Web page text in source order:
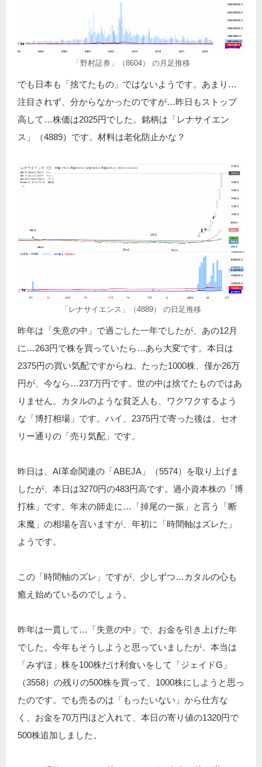
「野村証券」（8604） の月足推移
でも日本も「捨てたもの」ではないようです。あまり…
注目されず、分からなかったのですが…昨日もストップ
高して…株価は2025円でした。銘柄は「レナサイエン
ス」（4889）です。材料は老化防止かな？
「レナサイエンス」（4889） の日足推移
昨年は「失意の中」で過ごした一年でしたが、あの12月
に…263円で株を買っていたら…あら大変です。本日は
2375円の買い気配ですからね。たった1000株、僅か26万
円が、今なら…237万円です。世の中は捨てたものではあ
りません。カタルのような貧乏人も、ワクワクするよう
な「博打相場」です。ハイ、2375円で寄った後は、セオ
リー通りの「売り気配」です。
昨日は、AI革命関連の「ABEJA」（5574）を取り上げま
したが、本日は3270円の483円高です。過小資本株の「博
打株」です。年末の師走に…「掉尾の一振」と言う「断
末魔」の相場を言いますが、年初に「時間軸はズレた」
ようです。
この「時間軸のズレ」ですが、少しずつ…カタルの心も
癒え始めているのでしょう。
昨年は一貫して…「失意の中」で、お金を引き上げた年
でした。今年もそうしようと思っていましたが、本当は
「みずほ」株を100株だけ利食いをして「ジェイドG」
（3558）の残りの500株を買って、1000株にしようと思っ
たのです。でも売るのは「もったいない」から仕方な
く、お金を70万円ほど入れて、本日の寄り値の1320円で
500株追加しました。